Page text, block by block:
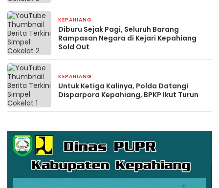
KEPAHIANG
Diburu Sejak Pagi, Seluruh Barang
Rampasan Negara di Kejari Kepahiang
Sold Out
KEPAHIANG
Untuk Ketiga Kalinya, Polda Datangi
Disparpora Kepahiang, BPKP Ikut Turun